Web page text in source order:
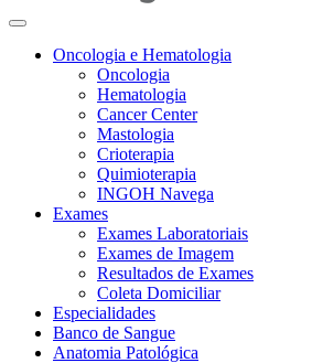
Oncologia e Hematologia
Oncologia
Hematologia
Cancer Center
Mastologia
Crioterapia
Quimioterapia
INGOH Navega
Exames
Exames Laboratoriais
Exames de Imagem
Resultados de Exames
Coleta Domiciliar
Especialidades
Banco de Sangue
Anatomia Patológica